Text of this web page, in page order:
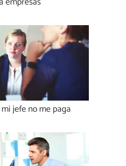
jefe no me paga